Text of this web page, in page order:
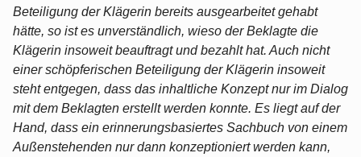
Beteiligung der Klägerin bereits ausgearbeitet gehabt
hätte, so ist es unverständlich, wieso der Beklagte die
Klägerin insoweit beauftragt und bezahlt hat. Auch nicht
einer schöpferischen Beteiligung der Klägerin insoweit
steht entgegen, dass das inhaltliche Konzept nur im Dialog
mit dem Beklagten erstellt werden konnte. Es liegt auf der
Hand, dass ein erinnerungsbasiertes Sachbuch von einem
Außenstehenden nur dann konzeptioniert werden kann,